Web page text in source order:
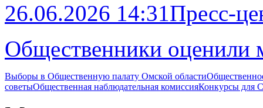
26.06.2026 14:31Пресс-
Общественники
Выборы в Общественную палату Омской области
советыОбщественная наблюдательная комиссияКонкурсы